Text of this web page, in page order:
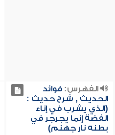
الفهرس:فوائد
الحديث , شرح حديث :
(الذي يشرب في إناء
الفضة إنما يجرجر في
بطنه نار جهنم)